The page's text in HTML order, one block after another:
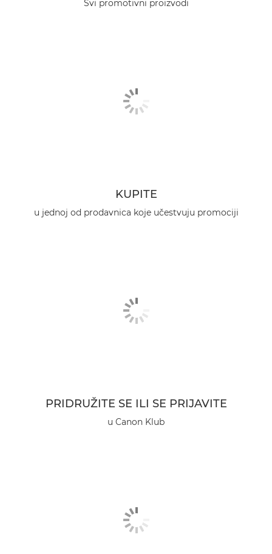
Svi promotivni proizvodi
KUPITE
u jednoj od prodavnica koje učestvuju promociji
PRIDRUŽITE SE ILI SE PRIJAVITE
u Canon Klub